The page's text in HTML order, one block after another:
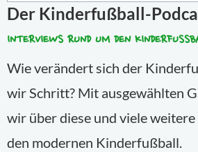
Der Kinderfußball-
INTERVIEWS RUND UM DEN
Wie verändert sich der
wir Schritt? Mit ausgewählten
wir über diese und viele
den modernen Kinderfußball.